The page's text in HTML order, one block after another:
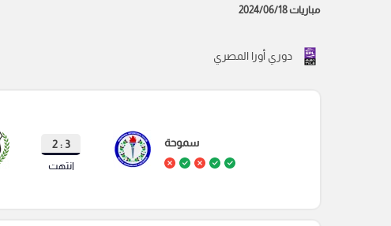
مباريات 2024/06/18
دوري أورا المصري
سموحة 3 : 2
انتهت